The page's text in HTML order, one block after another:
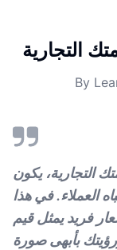
التجارية
By
التجارية، يكون
العملاء. في هذا
فريد يمثل قيم